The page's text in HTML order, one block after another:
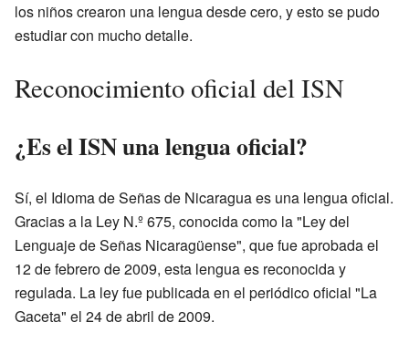
los niños crearon una lengua desde cero, y esto se pudo
estudiar con mucho detalle.
Reconocimiento oficial del ISN
¿Es el ISN una lengua oficial?
Sí, el Idioma de Señas de Nicaragua es una lengua oficial.
Gracias a la Ley N.º 675, conocida como la "Ley del
Lenguaje de Señas Nicaragüense", que fue aprobada el
12 de febrero de 2009, esta lengua es reconocida y
regulada. La ley fue publicada en el periódico oficial "La
Gaceta" el 24 de abril de 2009.